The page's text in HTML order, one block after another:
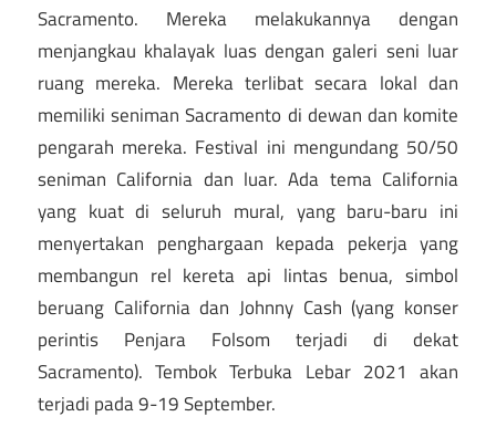
Sacramento. Mereka melakukannya dengan
menjangkau khalayak luas dengan galeri seni luar
ruang mereka. Mereka terlibat secara lokal dan
memiliki seniman Sacramento di dewan dan komite
pengarah mereka. Festival ini mengundang 50/50
seniman California dan luar. Ada tema California
yang kuat di seluruh mural, yang baru-baru ini
menyertakan penghargaan kepada pekerja yang
membangun rel kereta api lintas benua, simbol
beruang California dan Johnny Cash (yang konser
perintis Penjara Folsom terjadi di dekat
Sacramento). Tembok Terbuka Lebar 2021 akan
terjadi pada 9-19 September.